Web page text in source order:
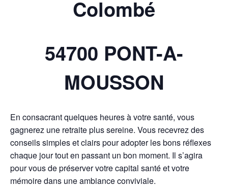
Colombé
54700 PONT-A-
MOUSSON
En consacrant quelques heures à votre santé, vous
gagnerez une retraite plus sereine. Vous recevrez des
conseils simples et clairs pour adopter les bons réflexes
chaque jour tout en passant un bon moment. Il s’agira
pour vous de préserver votre capital santé et votre
mémoire dans une ambiance conviviale.